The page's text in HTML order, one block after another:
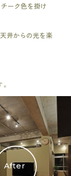
ーク色を掛け
井からの光を楽
After